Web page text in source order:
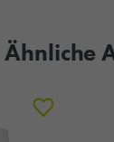
Ähnliche